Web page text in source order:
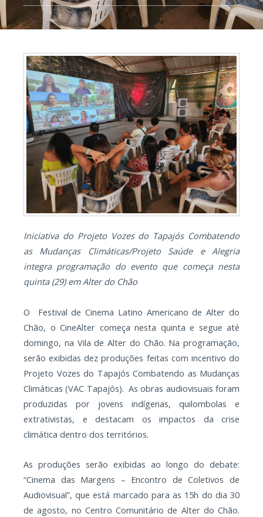
Iniciativa do Projeto Vozes do Tapajós Combatendo
as Mudanças Climáticas/Projeto Saúde e Alegria
integra programação do evento que começa nesta
quinta (29) em Alter do Chão
O Festival de Cinema Latino Americano de Alter do
Chão, o CineAlter começa nesta quinta e segue até
domingo, na Vila de Alter do Chão. Na programação,
serão exibidas dez produções feitas com incentivo do
Projeto Vozes do Tapajós Combatendo as Mudanças
Climáticas (VAC Tapajós). As obras audiovisuais foram
produzidas por jovens indígenas, quilombolas e
extrativistas, e destacam os impactos da crise
climática dentro dos territórios.
As produções serão exibidas ao longo do debate:
“Cinema das Margens – Encontro de Coletivos de
Audiovisual”, que está marcado para as 15h do dia 30
de agosto, no Centro Comunitário de Alter do Chão.